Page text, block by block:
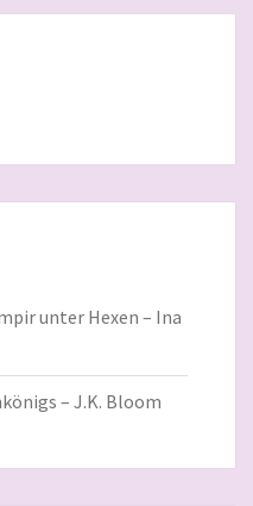
unter Hexen – Ina
– J.K. Bloom